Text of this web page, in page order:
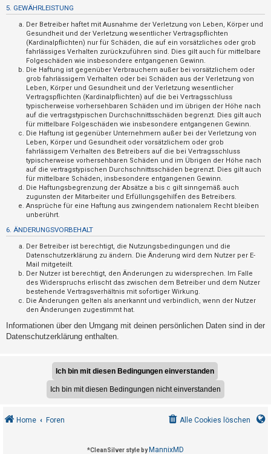
e
m
5. GEWÄHRLEISTUNG
Der Betreiber haftet mit Ausnahme der Verletzung von Leben, Körper und
Gesundheit und der Verletzung wesentlicher Vertragspflichten
(Kardinalpflichten) nur für Schäden, die auf ein vorsätzliches oder grob
fahrlässiges Verhalten zurückzuführen sind. Dies gilt auch für mittelbare
Folgeschäden wie insbesondere entgangenen Gewinn.
Die Haftung ist gegenüber Verbrauchern außer bei vorsätzlichem oder
grob fahrlässigem Verhalten oder bei Schäden aus der Verletzung von
Leben, Körper und Gesundheit und der Verletzung wesentlicher
Vertragspflichten (Kardinalpflichten) auf die bei Vertragsschluss
typischerweise vorhersehbaren Schäden und im übrigen der Höhe nach
auf die vertragstypischen Durchschnittsschäden begrenzt. Dies gilt auch
für mittelbare Folgeschäden wie insbesondere entgangenen Gewinn.
Die Haftung ist gegenüber Unternehmern außer bei der Verletzung von
Leben, Körper und Gesundheit oder vorsätzlichem oder grob
fahrlässigem Verhalten des Betreibers auf die bei Vertragsschluss
typischerweise vorhersehbaren Schäden und im Übrigen der Höhe nach
auf die vertragstypischen Durchschnittsschäden begrenzt. Dies gilt auch
für mittelbare Schäden, insbesondere entgangenen Gewinn.
Die Haftungsbegrenzung der Absätze a bis c gilt sinngemäß auch
zugunsten der Mitarbeiter und Erfüllungsgehilfen des Betreibers.
Ansprüche für eine Haftung aus zwingendem nationalem Recht bleiben
unberührt.
6. ÄNDERUNGSVORBEHALT
Der Betreiber ist berechtigt, die Nutzungsbedingungen und die
Datenschutzerklärung zu ändern. Die Änderung wird dem Nutzer per E-
Mail mitgeteilt.
Der Nutzer ist berechtigt, den Änderungen zu widersprechen. Im Falle
des Widerspruchs erlischt das zwischen dem Betreiber und dem Nutzer
bestehende Vertragsverhältnis mit sofortiger Wirkung.
Die Änderungen gelten als anerkannt und verbindlich, wenn der Nutzer
den Änderungen zugestimmt hat.
Informationen über den Umgang mit deinen persönlichen Daten sind in der
Datenschutzerklärung enthalten.
Home Foren Alle Cookies löschen
*CleanSilver style byMannixMD